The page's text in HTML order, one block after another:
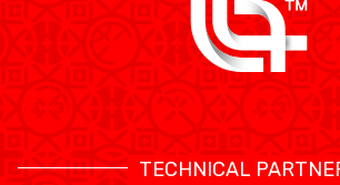
TECHNICAL